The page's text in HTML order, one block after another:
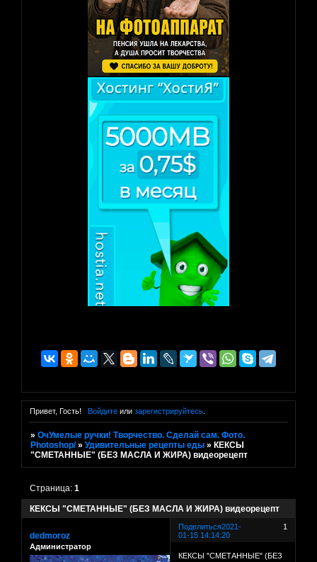
Привет, Гость! Войдитеили зарегистрируйтесь.
»ОчУмелые ручки! Творчество. Сделай сам. Фото.
Photoshop/ »Удивительные рецепты еды » КЕКСЫ
"СМЕТАННЫЕ" (БЕЗ МАСЛА И ЖИРА) видеорецепт
КЕКСЫ "СМЕТАННЫЕ" (БЕЗ МАСЛА И ЖИРА) видеорецепт
Страница:1
Поделиться 1
2021-
01-15 14:14:20
dedmoroz
Администратор
КЕКСЫ "СМЕТАННЫЕ" (БЕЗ